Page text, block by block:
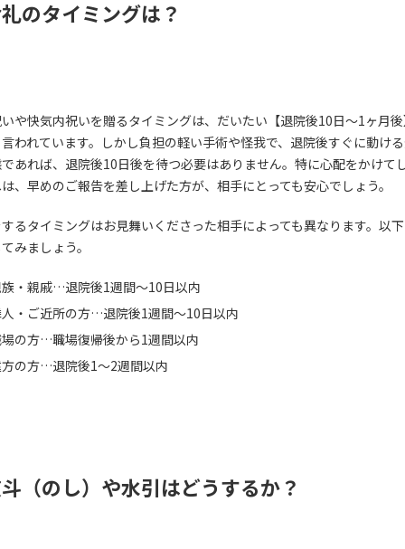
のタイミングは？
や快気内祝いを贈るタイミングは、だいたい【退院後10日～1ヶ月
われています。しかし負担の軽い手術や怪我で、退院後すぐに動け
あれば、退院後10日後を待つ必要はありません。特に心配をかけて
、早めのご報告を差し上げた方が、相手にとっても安心でしょう。
るタイミングはお見舞いくださった相手によっても異なります。以
みましょう。
・親戚…退院後1週間～10日以内
・ご近所の方…退院後1週間～10日以内
の方…職場復帰後から1週間以内
の方…退院後1～2週間以内
（のし）や水引はどうするか？